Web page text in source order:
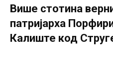
Више стотина
патријарха
Калиште код